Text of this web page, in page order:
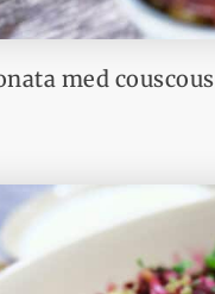
med couscous